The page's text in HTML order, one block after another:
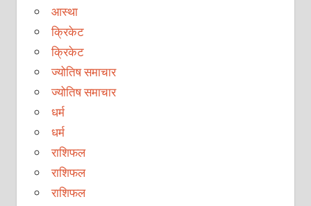
आस्था
क्रिकेट
क्रिकेट
ज्योतिष समाचार
ज्योतिष समाचार
धर्म
धर्म
राशिफल
राशिफल
राशिफल